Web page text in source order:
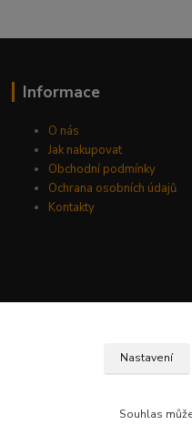
Informace
O nás
Jak nakupovat
Obchodní podmínky
Ochrana osobních údajů
Kontakty
Nastavení
Souhlas